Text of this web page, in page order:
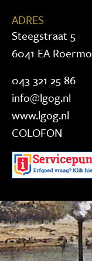
ADRES
Steegstraat 5
6041 EA
043 321 25 86
info@lgog.nl
www.lgog.nl
COLOFON